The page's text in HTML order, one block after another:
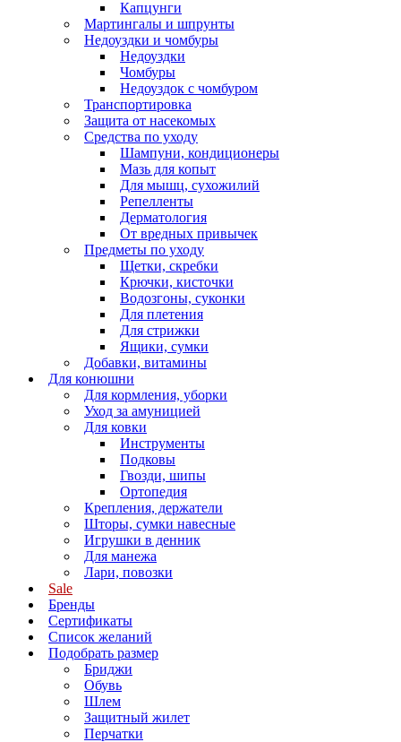
Капцунги
Мартингалы и шпрунты
Недоуздки и чомбуры
Недоуздки
Чомбуры
Недоуздок с чомбуром
Транспортировка
Защита от насекомых
Средства по уходу
Шампуни, кондиционеры
Мазь для копыт
Для мышц, сухожилий
Репелленты
Дерматология
От вредных привычек
Предметы по уходу
Щетки, скребки
Крючки, кисточки
Водозгоны, суконки
Для плетения
Для стрижки
Ящики, сумки
Добавки, витамины
Для конюшни
Для кормления, уборки
Уход за амуницией
Для ковки
Инструменты
Подковы
Гвозди, шипы
Ортопедия
Крепления, держатели
Шторы, сумки навесные
Игрушки в денник
Для манежа
Лари, повозки
Sale
Бренды
Сертификаты
Список желаний
Подобрать размер
Бриджи
Обувь
Шлем
Защитный жилет
Перчатки